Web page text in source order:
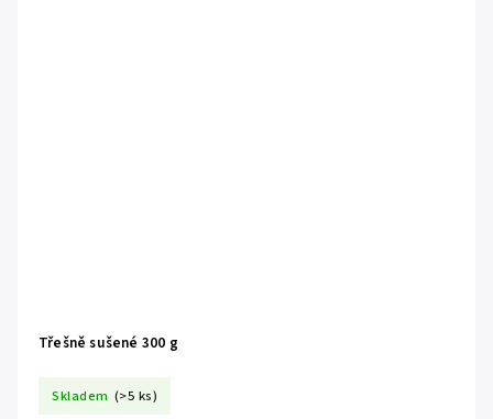
Třešně sušené 300 g
Skladem (>5 ks)